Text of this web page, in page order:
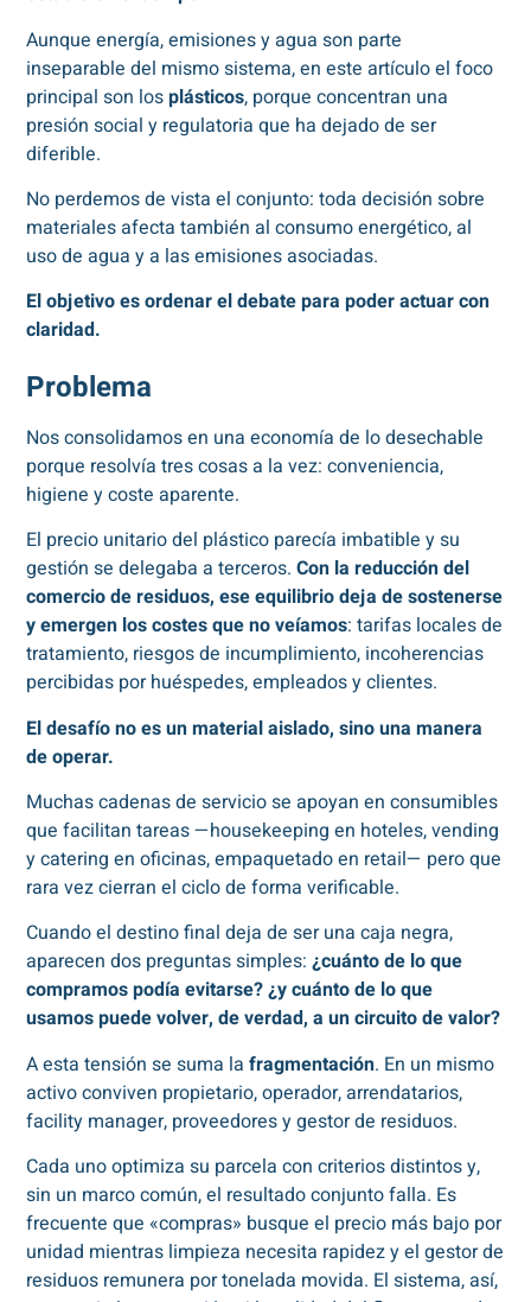
Aunque energía, emisiones y agua son parte
inseparable del mismo sistema, en este artículo el foco
principal son losplásticos, porque concentran una
presión social y regulatoria que ha dejado de ser
diferible.
No perdemos de vista el conjunto: toda decisión sobre
materiales afecta también al consumo energético, al
uso de agua y a las emisiones asociadas.
El objetivo es ordenar el debate para poder actuar con
claridad.
Problema
Nos consolidamos en una economía de lo desechable
porque resolvía tres cosas a la vez: conveniencia,
higiene y coste aparente.
El precio unitario del plástico parecía imbatible y su
gestión se delegaba a terceros.Con la reducción del
comercio de residuos, ese equilibrio deja de sostenerse
y emergen los costes que no veíamos: tarifas locales de
tratamiento, riesgos de incumplimiento, incoherencias
percibidas por huéspedes, empleados y clientes.
El desafío no es un material aislado, sino una manera
de operar.
Muchas cadenas de servicio se apoyan en consumibles
que facilitan tareas —housekeeping en hoteles, vending
y catering en oficinas, empaquetado en retail— pero que
rara vez cierran el ciclo de forma verificable.
Cuando el destino final deja de ser una caja negra,
aparecen dos preguntas simples:¿cuánto de lo que
compramos podía evitarse? ¿y cuánto de lo que
usamos puede volver, de verdad, a un circuito de valor?
A esta tensión se suma lafragmentación. En un mismo
activo conviven propietario, operador, arrendatarios,
facility manager, proveedores y gestor de residuos.
Cada uno optimiza su parcela con criterios distintos y,
sin un marco común, el resultado conjunto falla. Es
frecuente que «compras» busque el precio más bajo por
unidad mientras limpieza necesita rapidez y el gestor de
residuos remunera por tonelada movida. El sistema, así,